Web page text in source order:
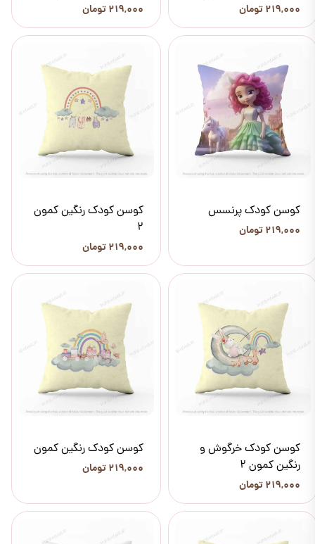
۲۱۹,۰۰۰ تومان ۲۱۹,۰۰۰ تومان
کوسن کودک پرنسس
۲۱۹,۰۰۰ تومان
کوسن کودک رنگین کمون
2
۲۱۹,۰۰۰ تومان
کوسن کودک خرگوش و
رنگین کمون 2
۲۱۹,۰۰۰ تومان
کوسن کودک رنگین کمون
۲۱۹,۰۰۰ تومان